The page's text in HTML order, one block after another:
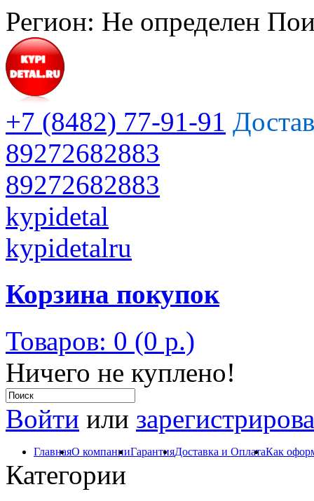
Регион: Не определен
+7 (8482) 77-91-91
89272682883
89272682883
kypidetal
kypidetalru
Корзина покупок
Товаров: 0 (0 р.)
Ничего не куплено!
Войти или
ГлавнаяО компанииГарантияДоставка и ОплатаКак
Категории